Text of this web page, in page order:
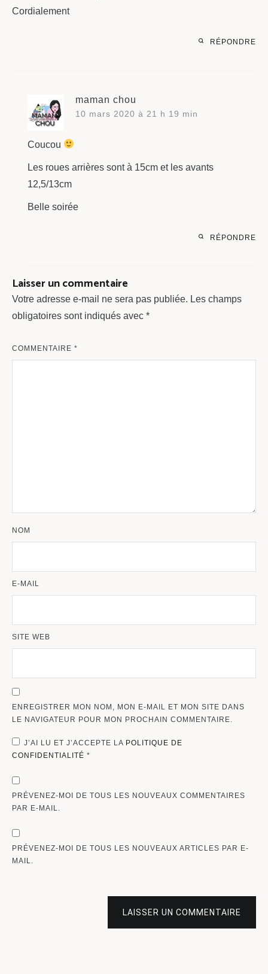
Cordialement
RÉPONDRE
maman chou
10 mars 2020 à 21 h 19 min
Coucou
Les roues arrières sont à 15cm et les avants
12,5/13cm
Belle soirée
RÉPONDRE
Laisser un commentaire
Votre adresse e-mail ne sera pas publiée. Les champs
obligatoires sont indiqués avec *
COMMENTAIRE *
NOM
E-MAIL
SITE WEB
ENREGISTRER MON NOM, MON E-MAIL ET MON SITE DANS
LE NAVIGATEUR POUR MON PROCHAIN COMMENTAIRE.
J’AI LU ET J’ACCEPTE LA POLITIQUE DE
CONFIDENTIALITÉ *
PRÉVENEZ-MOI DE TOUS LES NOUVEAUX COMMENTAIRES
PAR E-MAIL.
PRÉVENEZ-MOI DE TOUS LES NOUVEAUX ARTICLES PAR E-
MAIL.
LAISSER UN COMMENTAIRE